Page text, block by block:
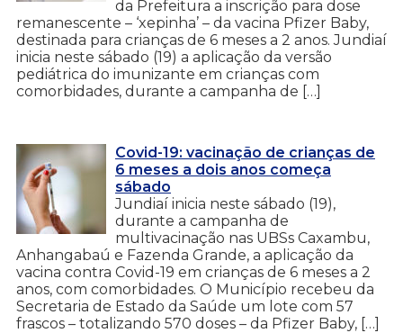
da Prefeitura a inscrição para dose
remanescente – ‘xepinha’ – da vacina Pfizer Baby,
destinada para crianças de 6 meses a 2 anos. Jundiaí
inicia neste sábado (19) a aplicação da versão
pediátrica do imunizante em crianças com
comorbidades, durante a campanha de […]
Covid-19: vacinação de crianças de
6 meses a dois anos começa
sábado
Jundiaí inicia neste sábado (19),
durante a campanha de
multivacinação nas UBSs Caxambu,
Anhangabaú e Fazenda Grande, a aplicação da
vacina contra Covid-19 em crianças de 6 meses a 2
anos, com comorbidades. O Município recebeu da
Secretaria de Estado da Saúde um lote com 57
frascos – totalizando 570 doses – da Pfizer Baby, […]